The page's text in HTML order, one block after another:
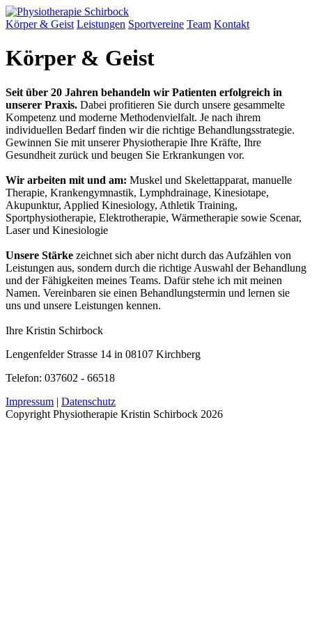
Körper & Geist Leistungen Sportvereine Team Kontakt
Körper & Geist
Seit über 20 Jahren behandeln wir Patienten erfolgreich in
unserer Praxis. Dabei profitieren Sie durch unsere gesammelte
Kompetenz und moderne Methodenvielfalt. Je nach ihrem
individuellen Bedarf finden wir die richtige Behandlungsstrategie.
Gewinnen Sie mit unserer Physiotherapie Ihre Kräfte, Ihre
Gesundheit zurück und beugen Sie Erkrankungen vor.
Wir arbeiten mit und am: Muskel und Skelettapparat, manuelle
Therapie, Krankengymnastik, Lymphdrainage, Kinesiotape,
Akupunktur, Applied Kinesiology, Athletik Training,
Sportphysiotherapie, Elektrotherapie, Wärmetherapie sowie Scenar,
Laser und Kinesiologie
Unsere Stärke zeichnet sich aber nicht durch das Aufzählen von
Leistungen aus, sondern durch die richtige Auswahl der Behandlung
und der Fähigkeiten meines Teams. Dafür stehe ich mit meinen
Namen. Vereinbaren sie einen Behandlungstermin und lernen sie
uns und unsere Leistungen kennen.
Ihre Kristin Schirbock
Lengenfelder Strasse 14 in 08107 Kirchberg
Telefon: 037602 - 66518
Impressum | Datenschutz
Copyright Physiotherapie Kristin Schirbock 2026